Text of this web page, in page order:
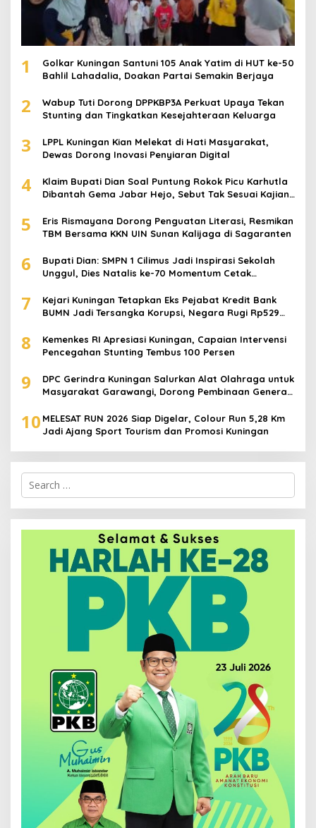
1
Golkar Kuningan Santuni 105 Anak Yatim di HUT ke-50
Bahlil Lahadalia, Doakan Partai Semakin Berjaya
2
Wabup Tuti Dorong DPPKBP3A Perkuat Upaya Tekan
Stunting dan Tingkatkan Kesejahteraan Keluarga
3
LPPL Kuningan Kian Melekat di Hati Masyarakat,
Dewas Dorong Inovasi Penyiaran Digital
4
Klaim Bupati Dian Soal Puntung Rokok Picu Karhutla
Dibantah Gema Jabar Hejo, Sebut Tak Sesuai Kajian
5
Eris Rismayana Dorong Penguatan Literasi, Resmikan
TBM Bersama KKN UIN Sunan Kalijaga di Sagaranten
6
Bupati Dian: SMPN 1 Cilimus Jadi Inspirasi Sekolah
Unggul, Dies Natalis ke-70 Momentum Cetak
7
Kejari Kuningan Tetapkan Eks Pejabat Kredit Bank
BUMN Jadi Tersangka Korupsi, Negara Rugi Rp529
8
Kemenkes RI Apresiasi Kuningan, Capaian Intervensi
Pencegahan Stunting Tembus 100 Persen
9
DPC Gerindra Kuningan Salurkan Alat Olahraga untuk
Masyarakat Garawangi, Dorong Pembinaan Generasi
10 MELESAT RUN 2026 Siap Digelar, Colour Run 5,28 Km
Jadi Ajang Sport Tourism dan Promosi Kuningan
Search
for: